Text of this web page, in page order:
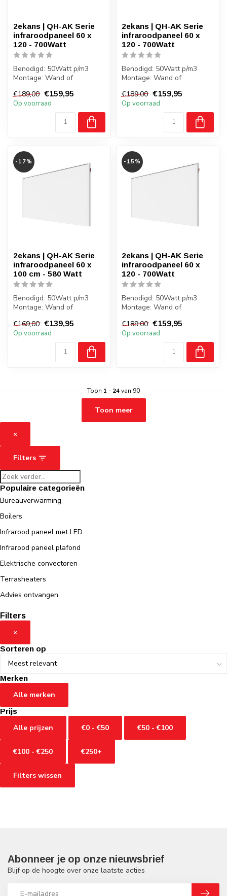
2ekans | QH-AK Serie
infraroodpaneel 60 x
120 - 700Watt
Benodigd: 50Watt p/m3
Montage: Wand of
Gewicht: 6 kilo
Badkamer: J...
€189,00 €159,95
Op voorraad
2ekans | QH-AK Serie
infraroodpaneel 60 x
120 - 700Watt
Benodigd: 50Watt p/m3
Montage: Wand of
Gewicht: 6 kilo
Badkamer: J...
€189,00 €159,95
Op voorraad
-17%
2ekans | QH-AK Serie
infraroodpaneel 60 x
100 cm - 580 Watt
Benodigd: 50Watt p/m3
Montage: Wand of
Gewicht: 5 kilo
Badkamer: J...
€169,00 €139,95
Op voorraad
-15%
2ekans | QH-AK Serie
infraroodpaneel 60 x
120 - 700Watt
Benodigd: 50Watt p/m3
Montage: Wand of
Gewicht: 6 kilo
Badkamer: J...
€189,00 €159,95
Op voorraad
Toon 1 - 24van 90
Toon meer
×
Filters
Populaire categorieën
Bureauverwarming
Boilers
Infrarood paneel met LED
Infrarood paneel plafond
Elektrische convectoren
Terrasheaters
Advies ontvangen
Filters
×
Sorteren op
Merken
Alle merken
Prijs
Alle prijzen €0 - €50 €50 - €100
€100 - €250 €250+
Filters wissen
Abonneer je op onze nieuwsbrief
Blijf op de hoogte over onze laatste acties